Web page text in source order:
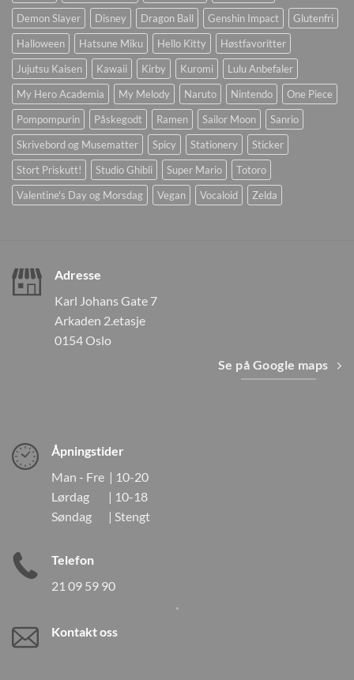
Demon Slayer
Disney Dragon Ball Genshin Impact
Glutenfri
Halloween
Hatsune Miku Hello Kitty
Høstfavoritter
Jujutsu Kaisen
Kawaii Kirby Kuromi
Lulu Anbefaler
My Hero Academia
My Melody Naruto Nintendo
One Piece
Pompompurin
Påskegodt Ramen Sailor Moon
Sanrio
Skrivebord og Musematter
Spicy Stationery
Sticker
Stort Priskutt!
Studio Ghibli Super Mario
Totoro
Valentine's Day og Morsdag
Vegan Vocaloid Zelda
Adresse
Karl Johans Gate 7
Arkaden 2.etasje
0154 Oslo
Se på Google maps
Åpningstider
Man - Fre | 10-20
Lørdag | 10-18
Søndag | Stengt
Telefon
21 09 59 90
Kontakt oss